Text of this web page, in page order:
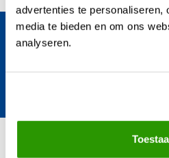
advertenties te personaliseren,
media te bieden en om ons
analyseren.
Blijf op de hoogte van het